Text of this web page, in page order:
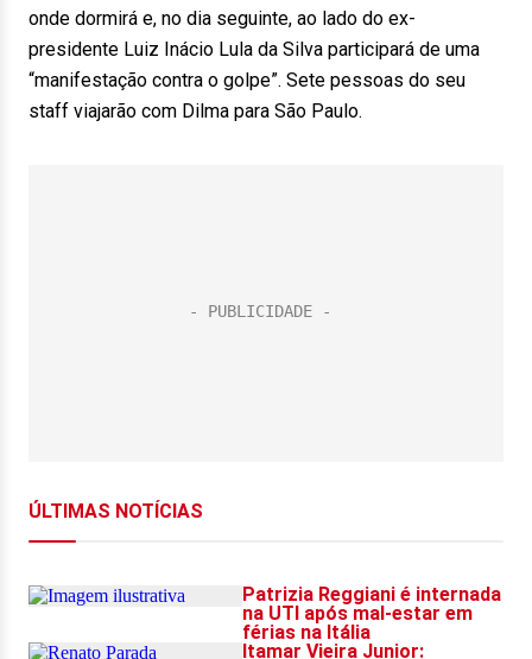
onde dormirá e, no dia seguinte, ao lado do ex-
presidente Luiz Inácio Lula da Silva participará de uma
“manifestação contra o golpe”. Sete pessoas do seu
staff viajarão com Dilma para São Paulo.